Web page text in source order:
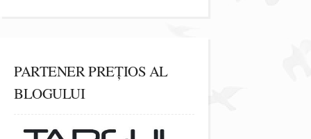
PARTENER PREȚIOS AL
BLOGULUI